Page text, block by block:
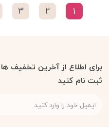
1
2
3
برای اطلاع از آخرین تخفیف ها
ثبت نام کنید